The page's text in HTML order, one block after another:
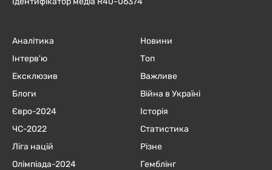
Аналітика
Інтерв'ю
Ексклюзив
Блоги
Євро-2024
ЧC-2022
Ліга націй
Олімпіада-2024
Новини
Топ
Важливе
Війна в Україні
Історія
Статистика
Різне
Гемблінг